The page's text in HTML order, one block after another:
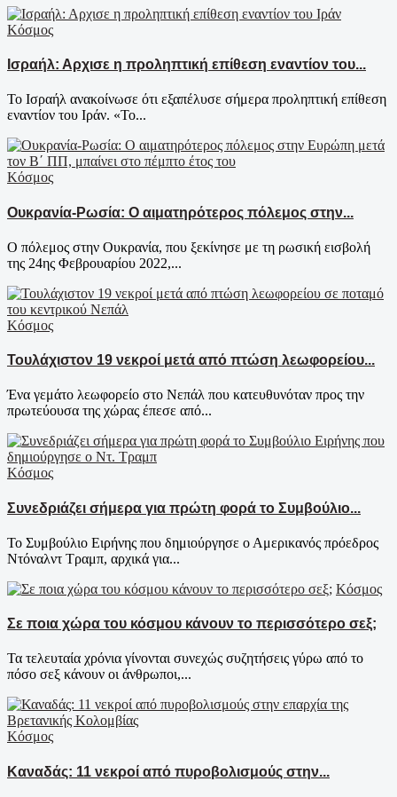
Κόσμος
Ισραήλ: Αρχισε η προληπτική επίθεση εναντίον του...
Το Ισραήλ ανακοίνωσε ότι εξαπέλυσε σήμερα προληπτική επίθεση
εναντίον του Ιράν. «Το...
Κόσμος
Ουκρανία-Ρωσία: Ο αιματηρότερος πόλεμος στην...
Ο πόλεμος στην Ουκρανία, που ξεκίνησε με τη ρωσική εισβολή
της 24ης Φεβρουαρίου 2022,...
Κόσμος
Τουλάχιστον 19 νεκροί μετά από πτώση λεωφορείου...
Ένα γεμάτο λεωφορείο στο Νεπάλ που κατευθυνόταν προς την
πρωτεύουσα της χώρας έπεσε από...
Κόσμος
Συνεδριάζει σήμερα για πρώτη φορά το Συμβούλιο...
Το Συμβούλιο Ειρήνης που δημιούργησε ο Αμερικανός πρόεδρος
Ντόναλντ Τραμπ, αρχικά για...
Κόσμος
Σε ποια χώρα του κόσμου κάνουν το περισσότερο σεξ;
Τα τελευταία χρόνια γίνoνται συνεχώς συζητήσεις γύρω από το
πόσο σεξ κάνουν οι άνθρωποι,...
Κόσμος
Καναδάς: 11 νεκροί από πυροβολισμούς στην...